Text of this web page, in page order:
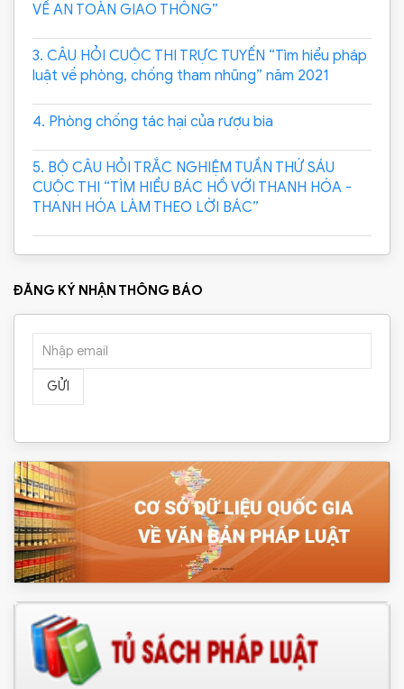
VỀ AN TOÀN GIAO THÔNG”
3. CÂU HỎI CUỘC THI TRỰC TUYẾN “Tìm hiểu pháp
luật về phòng, chống tham nhũng” năm 2021
4. Phòng chống tác hại của rượu bia
5. BỘ CÂU HỎI TRẮC NGHIỆM TUẦN THỨ SÁU
CUỘC THI “TÌM HIỂU BÁC HỒ VỚI THANH HÓA -
THANH HÓA LÀM THEO LỜI BÁC”
ĐĂNG KÝ NHẬN THÔNG BÁO
GỬI